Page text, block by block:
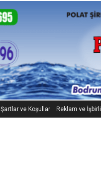
Şartlar ve Koşullar Reklam ve